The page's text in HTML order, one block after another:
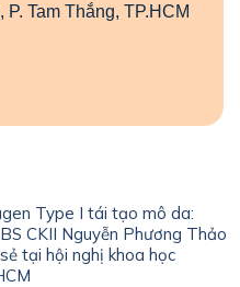
Tam Thắng, TP.HCM
Type I tái tạo mô da:
CKII Nguyễn Phương Thảo
tại hội nghị khoa học